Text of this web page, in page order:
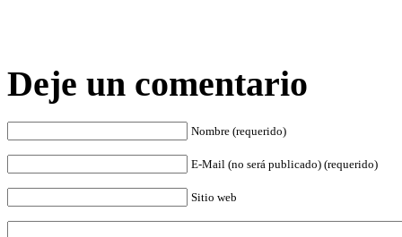
Deje un comentario
Nombre (requerido)
E-Mail (no será publicado) (requerido)
Sitio web